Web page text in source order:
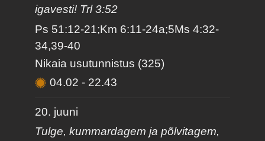
igavesti! Trl 3:52
Ps 51:12-21;Km 6:11-24a;5Ms 4:32-
34,39-40
Nikaia usutunnistus (325)
04.02- 22.43
20. juuni
Tulge, kummardagem ja põlvitagem,